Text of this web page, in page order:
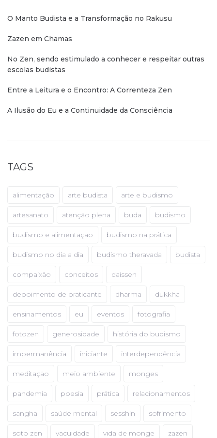
O Manto Budista e a Transformação no Rakusu
Zazen em Chamas
No Zen, sendo estimulado a conhecer e respeitar outras
escolas budistas
Entre a Leitura e o Encontro: A Correnteza Zen
A Ilusão do Eu e a Continuidade da Consciência
TAGS
alimentação arte budista arte e budismo
artesanato atenção plena buda budismo
budismo e alimentação budismo na prática
budismo no dia a dia budismo theravada budista
compaixão conceitos daissen
depoimento de praticante dharma dukkha
ensinamentos eu eventos fotografia
fotozen generosidade história do budismo
impermanência iniciante interdependência
meditação meio ambiente monges
pandemia poesia prática relacionamentos
sangha saúde mental sesshin sofrimento
soto zen vacuidade vida de monge zazen